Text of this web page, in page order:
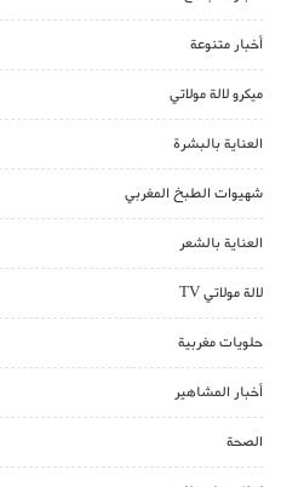
أخبار متنوعة
ميكرو لالة مولاتي
العناية بالبشرة
شهيوات الطبخ المغربي
العناية بالشعر
لالة مولاتي TV
حلويات مغربية
أخبار المشاهير
الصحة